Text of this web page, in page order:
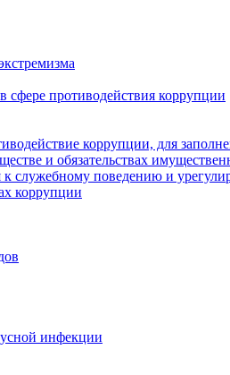
противодействия коррупции
коррупции, для
и обязательствах
служебному поведению и
коррупции
инфекции